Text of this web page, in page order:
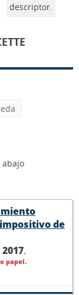
descriptor.
abajo
de
2017.
papel.